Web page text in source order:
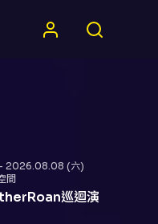
2026.08.08 (六)
間
巡迴演